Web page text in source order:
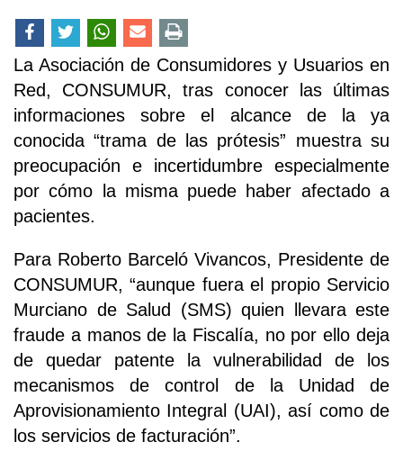
La Asociación de Consumidores y Usuarios en
Red, CONSUMUR, tras conocer las últimas
informaciones sobre el alcance de la ya
conocida “trama de las prótesis” muestra su
preocupación e incertidumbre especialmente
por cómo la misma puede haber afectado a
pacientes.
Para Roberto Barceló Vivancos, Presidente de
CONSUMUR, “aunque fuera el propio Servicio
Murciano de Salud (SMS) quien llevara este
fraude a manos de la Fiscalía, no por ello deja
de quedar patente la vulnerabilidad de los
mecanismos de control de la Unidad de
Aprovisionamiento Integral (UAI), así como de
los servicios de facturación”.